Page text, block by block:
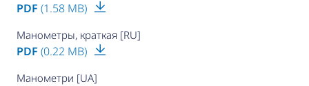
PDF (1.58 MB)
Манометры, краткая [RU]
PDF (0.22 MB)
Манометри [UA]